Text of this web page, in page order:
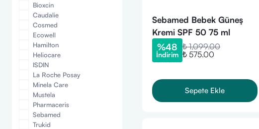
Bioxcin
Caudalie
Cosmed
Ecowell
Hamilton
Heliocare
ISDIN
La Roche Posay
Minela Care
Mustela
Pharmaceris
Sebamed
Trukid
Sebamed Bebek Güneş
Kremi SPF 50 75 ml
%48
İndirim
₺ 1,099.00
₺ 575.00
Sepete Ekle